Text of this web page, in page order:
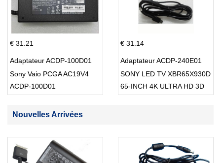
€ 31.21
Adaptateur ACDP-100D01
Sony Vaio PCGA AC19V4
ACDP-100D01
€ 31.14
Adaptateur ACDP-240E01
SONY LED TV XBR65X930D
65-INCH 4K ULTRA HD 3D
Nouvelles Arrivées